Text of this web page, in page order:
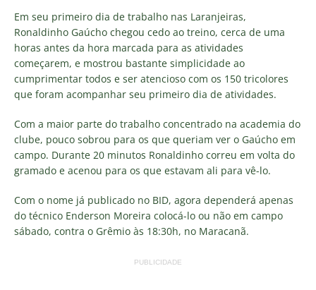
Em seu primeiro dia de trabalho nas Laranjeiras,
Ronaldinho Gaúcho chegou cedo ao treino, cerca de uma
horas antes da hora marcada para as atividades
começarem, e mostrou bastante simplicidade ao
cumprimentar todos e ser atencioso com os 150 tricolores
que foram acompanhar seu primeiro dia de atividades.
Com a maior parte do trabalho concentrado na academia do
clube, pouco sobrou para os que queriam ver o Gaúcho em
campo. Durante 20 minutos Ronaldinho correu em volta do
gramado e acenou para os que estavam ali para vê-lo.
Com o nome já publicado no BID, agora dependerá apenas
do técnico Enderson Moreira colocá-lo ou não em campo
sábado, contra o Grêmio às 18:30h, no Maracanã.
PUBLICIDADE